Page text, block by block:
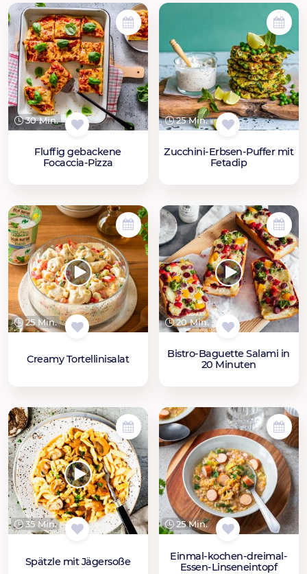
30 Min.
Fluffig gebackene
Focaccia-Pizza
25 Min.
Zucchini-Erbsen-Puffer mit
Fetadip
25 Min.
Creamy Tortellinisalat
20 Min.
Bistro-Baguette Salami in
20 Minuten
35 Min.
Spätzle mit Jägersoße
25 Min.
Einmal-kochen-dreimal-
Essen-Linseneintopf